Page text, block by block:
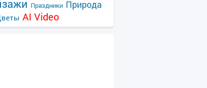
Праздники Природа
AI Video